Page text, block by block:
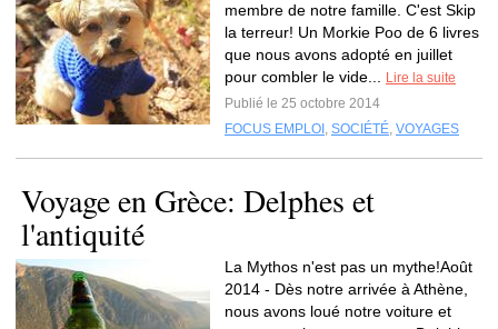
membre de notre famille. C'est Skip
la terreur! Un Morkie Poo de 6 livres
que nous avons adopté en juillet
pour combler le vide...
Lire la suite
Publié le 25 octobre 2014
FOCUS EMPLOI , SOCIÉTÉ, VOYAGES
Voyage en Grèce: Delphes et
l'antiquité
La Mythos n'est pas un mythe!Août
2014 - Dès notre arrivée à Athène,
nous avons loué notre voiture et